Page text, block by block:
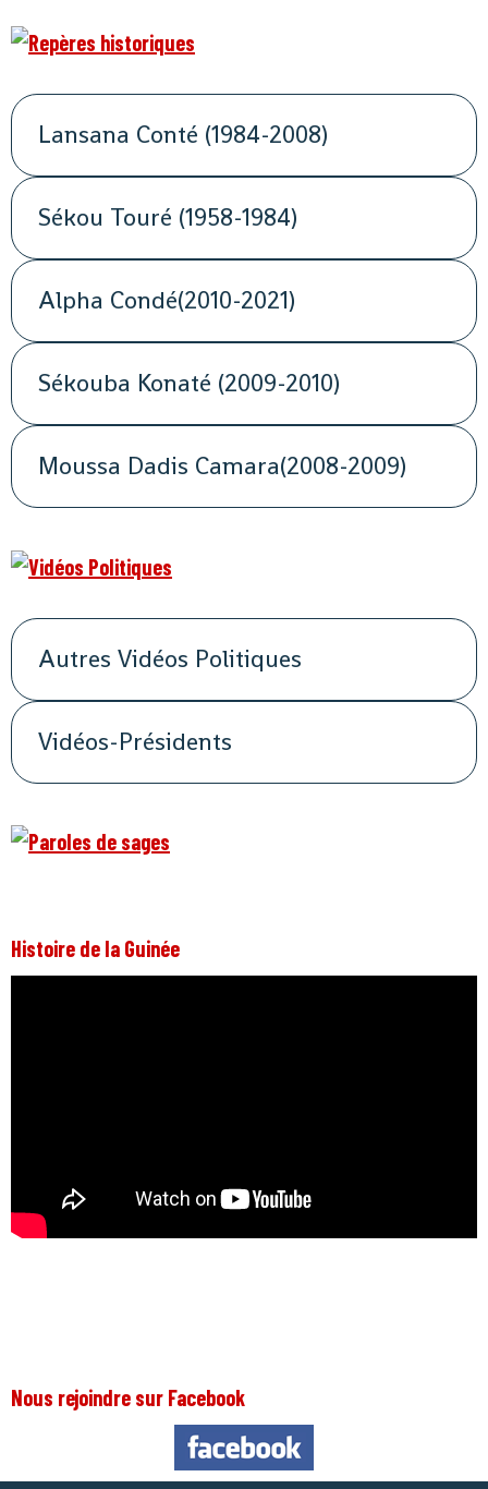
Lansana Conté (1984-2008)
Sékou Touré (1958-1984)
Alpha Condé(2010-2021)
Sékouba Konaté (2009-2010)
Moussa Dadis Camara(2008-2009)
Autres Vidéos Politiques
Vidéos-Présidents
Histoire de la Guinée
Nous rejoindre sur Facebook